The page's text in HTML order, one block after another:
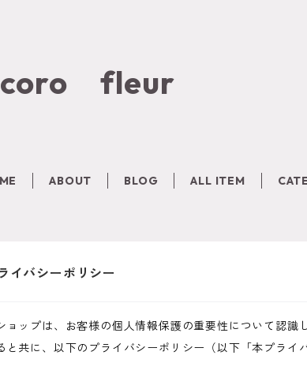
fleur
ABOUT BLOG ALL ITEM
イバシーポリシー
ョップは、お客様の個人情報保護の重要性について認
と共に、以下のプライバシーポリシー（以下「本プライ